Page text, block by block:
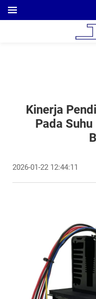
Kinerja
Pada
2026-01-22 12:44:11